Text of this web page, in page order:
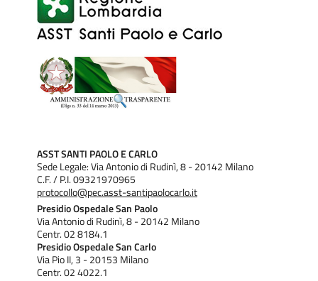
ASST SANTI PAOLO E CARLO
Sede Legale: Via Antonio di Rudinì, 8 - 20142 Milano
C.F. / P.I. 09321970965
protocollo@pec.asst-santipaolocarlo.it
Presidio Ospedale San Paolo
Via Antonio di Rudinì, 8 - 20142 Milano
Centr. 02 8184.1
Presidio Ospedale San Carlo
Via Pio II, 3 - 20153 Milano
Centr. 02 4022.1